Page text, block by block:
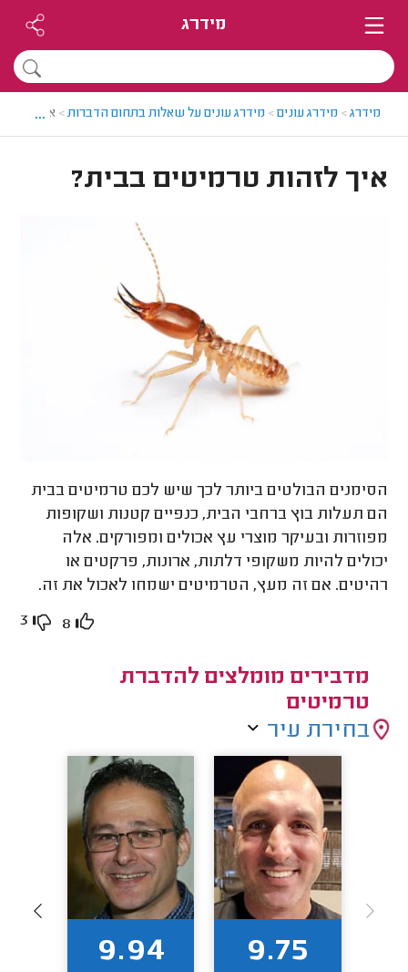
מידרג
מידרג> מידרג עונים> מידרג עונים על שאלות בתחום הדברות> איך
...
איך לזהות טרמיטים בבית?
הסימנים הבולטים ביותר לכך שיש לכם טרמיטים בבית
הם תעלות בוץ ברחבי הבית, כנפיים קטנות ושקופות
מפוזרות ובעיקר מוצרי עץ אכולים ומפורקים. אלה
יכולים להיות משקופי דלתות, ארונות, פרקטים או
רהיטים. אם זה מעץ, הטרמיטים ישמחו לאכול את זה.
8
3
מדבירים מומלצים להדברת
טרמיטים
בחירת עיר
9.75
9.94